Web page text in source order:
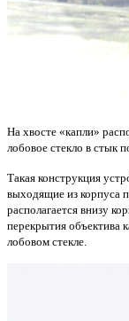
На хвосте «капли»
лобовое стекло в стык
Такая конструкция
выходящие из корпуса
располагается внизу
перекрытия объектива
лобовом стекле.